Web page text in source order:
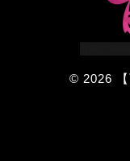
© 2026